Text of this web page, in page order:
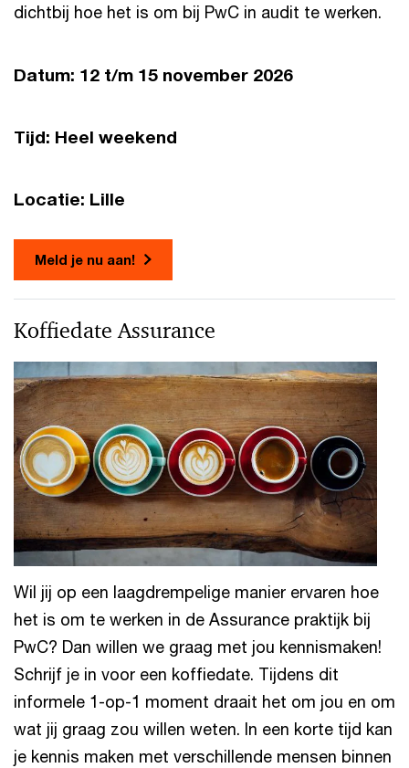
dichtbij hoe het is om bij PwC in audit te werken.
Datum: 12 t/m 15 november 2026
Tijd: Heel weekend
Locatie: Lille
Meld je nu aan!
Koffiedate Assurance
Wil jij op een laagdrempelige manier ervaren hoe
het is om te werken in de Assurance praktijk bij
PwC? Dan willen we graag met jou kennismaken!
Schrijf je in voor een koffiedate. Tijdens dit
informele 1-op-1 moment draait het om jou en om
wat jij graag zou willen weten. In een korte tijd kan
je kennis maken met verschillende mensen binnen